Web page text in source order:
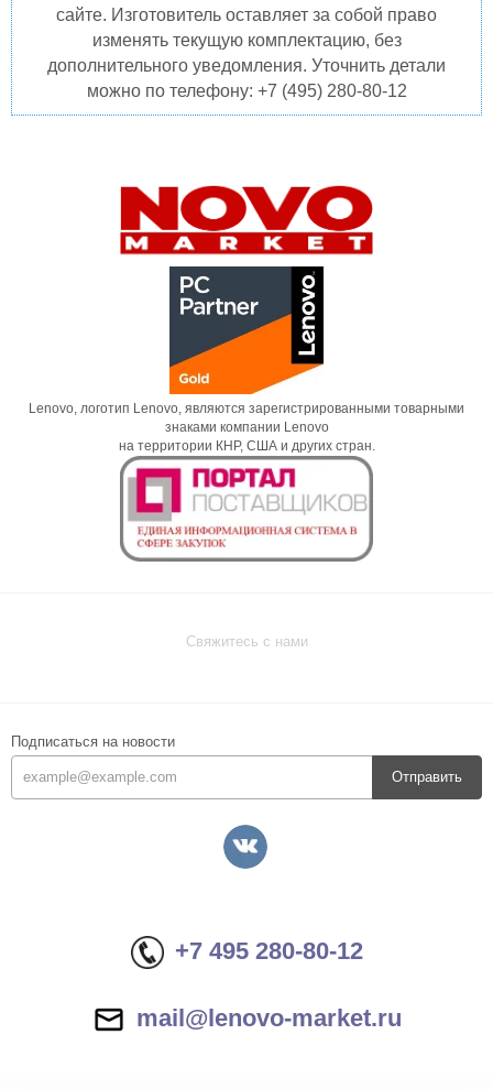
сайте. Изготовитель оставляет за собой право
изменять текущую комплектацию, без
дополнительного уведомления. Уточнить детали
можно по телефону: +7 (495) 280-80-12
Lenovo, логотип Lenovo, являются зарегистрированными товарными
знаками компании Lenovo
на территории КНР, США и других стран.
Свяжитесь с нами
Подписаться на новости
Отправить
+7 495 280-80-12
mail@lenovo-market.ru